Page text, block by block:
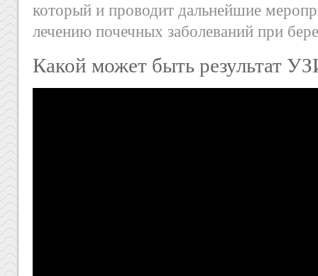
который и проводит дальнейшие
лечению почечных заболеваний при
Какой может быть результат